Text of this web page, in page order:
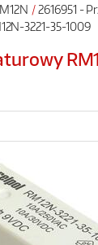
2616951 -
3221-35-1009